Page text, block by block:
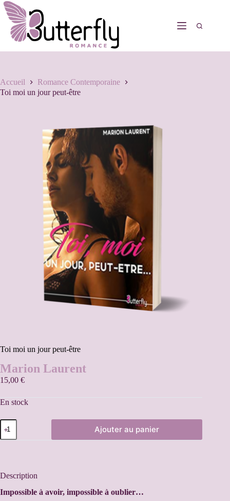
Accueil
Romance Contemporaine
Toi moi un jour peut-être
Toi moi un jour peut-être
Marion Laurent
15,00 €
En stock
Ajouter au panier
e
n
Description
Impossible à avoir, impossible à oublier…